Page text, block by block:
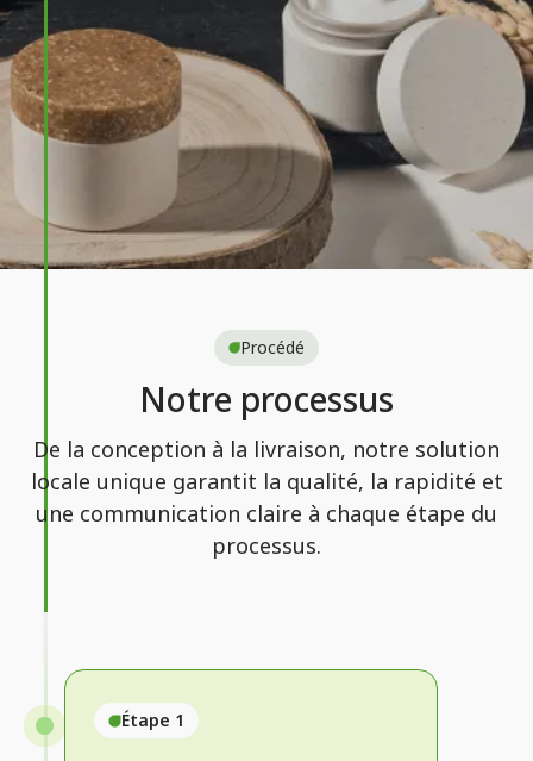
Procédé
Notre processus
De la conception à la livraison, notre solution
locale unique garantit la qualité, la rapidité et
une communication claire à chaque étape du
processus.
Étape 1